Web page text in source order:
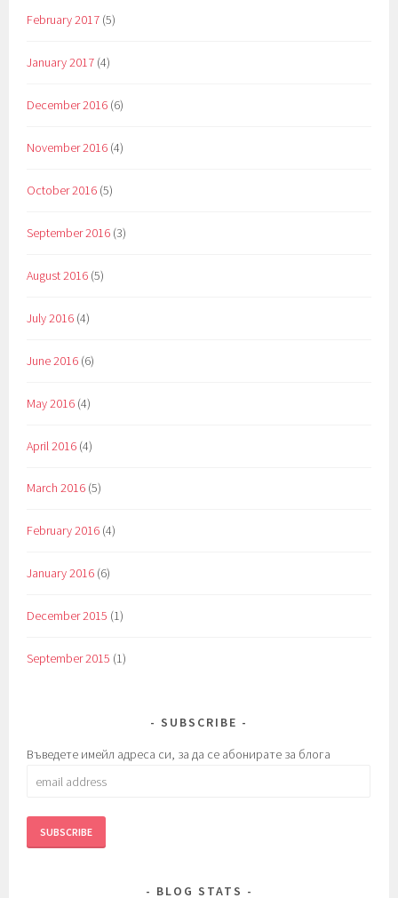
February 2017 (5)
January 2017 (4)
December 2016 (6)
November 2016 (4)
October 2016 (5)
September 2016 (3)
August 2016 (5)
July 2016 (4)
June 2016 (6)
May 2016 (4)
April 2016 (4)
March 2016 (5)
February 2016 (4)
January 2016 (6)
December 2015 (1)
September 2015 (1)
SUBSCRIBE
Въведете имейл адреса си, за да се абонирате за блога
BLOG STATS